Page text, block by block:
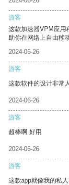
游客
这款加速器VPM应用
助你在网络上自由移动
2024-06-26
游客
这款软件的设计非常
2024-06-26
游客
超棒啊 好用
2024-06-26
游客
这款app就像我的私